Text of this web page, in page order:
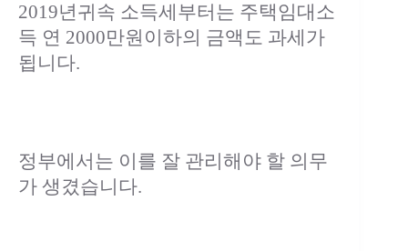
2019년귀속 소득세부터는 주택임대소
득 연 2000만원이하의 금액도 과세가
됩니다.
정부에서는 이를 잘 관리해야 할 의무
가 생겼습니다.